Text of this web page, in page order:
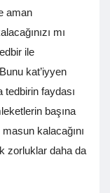
aman
mı
ile
kat’iyyen
tedbirin faydası
başına
kalacağını
zorluklar daha da